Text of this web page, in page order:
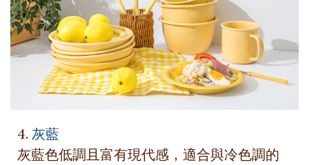
4. 灰藍
灰藍色低調且富有現代感，適合與冷色調的